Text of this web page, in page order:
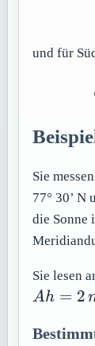
und für
Sie
77° 30’ N
die Sonne
Sie lesen
Ah = 2